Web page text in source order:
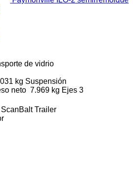
de vidrio
kg Suspensión
neto 7.969 kg Ejes 3
Trailer